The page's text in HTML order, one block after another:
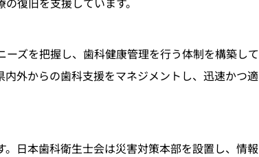
ズを把握し、歯科健康管理を行う体制を構築して
外からの歯科支援をマネジメントし、迅速かつ適
日本歯科衛生士会は災害対策本部を設置し、情報